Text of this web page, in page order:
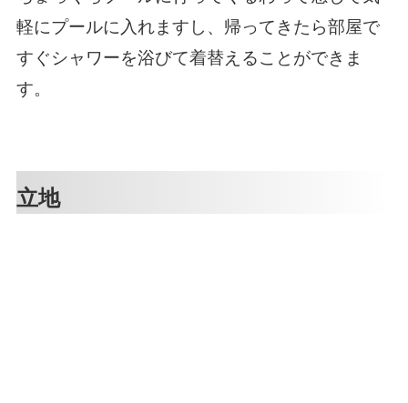
軽にプールに入れますし、帰ってきたら部屋で
すぐシャワーを浴びて着替えることができま
す。
立地